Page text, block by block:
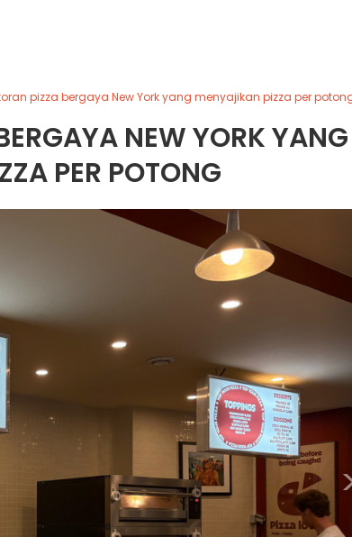
pizza bergaya New York yang menyajikan pizza per
NEW YORK YANG
PER POTONG